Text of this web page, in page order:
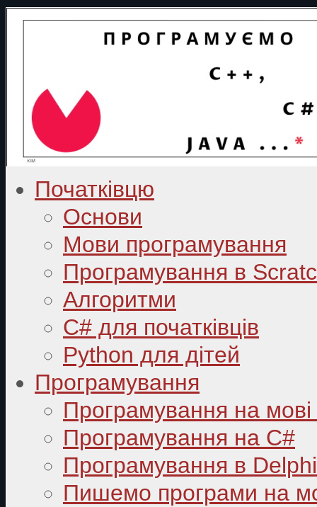
Початківцю
Основи
Мови програмування
Програмування в
Алгоритми
C# для початківців
Python для дітей
Програмування
Програмування на
Програмування на C#
Програмування в Delphi
Пишемо програми на